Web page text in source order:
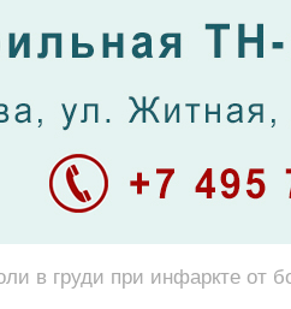
в груди при инфаркте от